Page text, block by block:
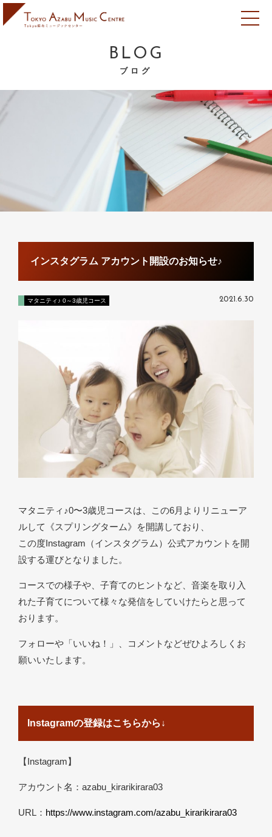
BLOG
ブログ
インスタグラム アカウント開設のお知らせ♪
マタニティ♪ 0～3歳児コース 2021.6.30
マタニティ♪0〜3歳児コースは、この6月よりリニューア
ルして《スプリングターム》を開講しており、
この度Instagram（インスタグラム）公式アカウントを開
設する運びとなりました。
コースでの様子や、子育てのヒントなど、音楽を取り入
れた子育てについて様々な発信をしていけたらと思って
おります。
フォローや「いいね！」、コメントなどぜひよろしくお
願いいたします。
Instagramの登録はこちらから↓
【Instagram】
アカウント名：azabu_kirarikirara03
URL ： https://www.instagram.com/azabu_kirarikirara03